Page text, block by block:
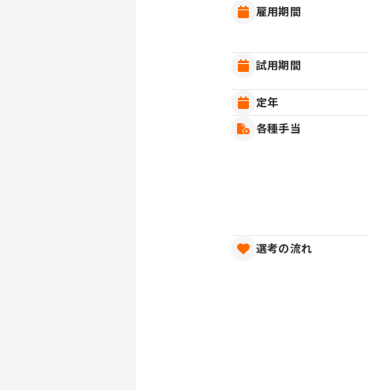
雇用期間
試用期間
定年
各種手当
選考の流れ